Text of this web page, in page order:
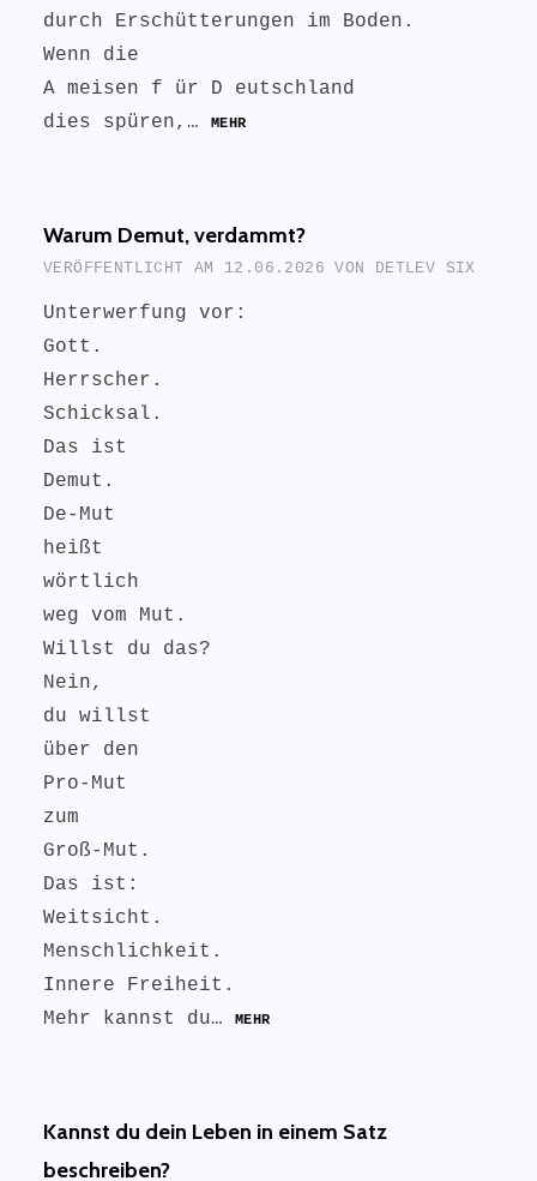
durch Erschütterungen im Boden.
Wenn die
A meisen f ür D eutschland
dies spüren,…
MEHR
Warum Demut, verdammt?
VERÖFFENTLICHT AM 12.06.2026 VON DETLEV SIX
Unterwerfung vor:
Gott.
Herrscher.
Schicksal.
Das ist
Demut.
De-Mut
heißt
wörtlich
weg vom Mut.
Willst du das?
Nein,
du willst
über den
Pro-Mut
zum
Groß-Mut.
Das ist:
Weitsicht.
Menschlichkeit.
Innere Freiheit.
Mehr kannst du…
MEHR
Kannst du dein Leben in einem Satz
beschreiben?